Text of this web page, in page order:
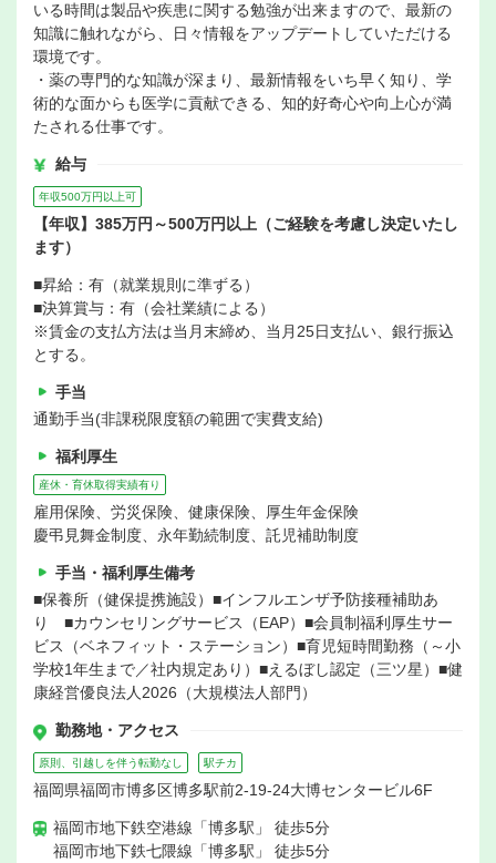
いる時間は製品や疾患に関する勉強が出来ますので、最新の
知識に触れながら、日々情報をアップデートしていただける
環境です。
・薬の専門的な知識が深まり、最新情報をいち早く知り、学
術的な面からも医学に貢献できる、知的好奇心や向上心が満
たされる仕事です。
給与
年収500万円以上可
【年収】385万円～500万円以上（ご経験を考慮し決定いたし
ます）
■昇給：有（就業規則に準ずる）
■決算賞与：有（会社業績による）
※賃金の支払方法は当月末締め、当月25日支払い、銀行振込
とする。
手当
通勤手当(非課税限度額の範囲で実費支給)
福利厚生
産休・育休取得実績有り
雇用保険、労災保険、健康保険、厚生年金保険
慶弔見舞金制度、永年勤続制度、託児補助制度
手当・福利厚生備考
■保養所（健保提携施設）■インフルエンザ予防接種補助あ
り ■カウンセリングサービス（EAP）■会員制福利厚生サー
ビス（ベネフィット・ステーション）■育児短時間勤務（～小
学校1年生まで／社内規定あり）■えるぼし認定（三ツ星）■健
康経営優良法人2026（大規模法人部門）
勤務地・アクセス
原則、引越しを伴う転勤なし 駅チカ
福岡県福岡市博多区博多駅前2-19-24大博センタービル6F
福岡市地下鉄空港線「博多駅」 徒歩5分
福岡市地下鉄七隈線「博多駅」 徒歩5分